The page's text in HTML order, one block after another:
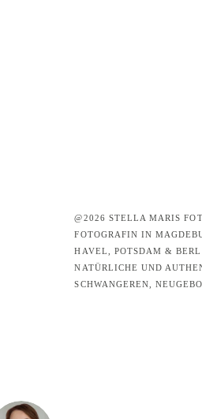
@2026 STELLA MARIS
FOTOGRAFIN IN
HAVEL, POTSDAM &
NATÜRLICHE UND
SCHWANGEREN,